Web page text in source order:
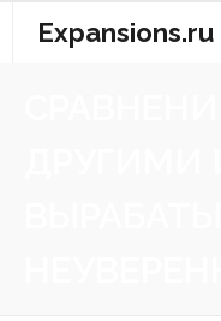
Expansions.ru